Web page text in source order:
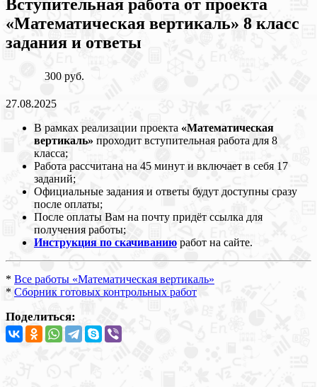
Вступительная работа от проекта
«Математическая вертикаль» 8 класс
задания и ответы
300 руб.
27.08.2025
В рамках реализации проекта «Математическая
вертикаль» проходит вступительная работа для 8
класса;
Работа рассчитана на 45 минут и включает в себя 17
заданий;
Официальные задания и ответы будут доступны сразу
после оплаты;
После оплаты Вам на почту придёт ссылка для
получения работы;
Инструкция по скачиванию работ на сайте.
* Все работы «Математическая вертикаль»
* Сборник готовых контрольных работ
Поделиться: